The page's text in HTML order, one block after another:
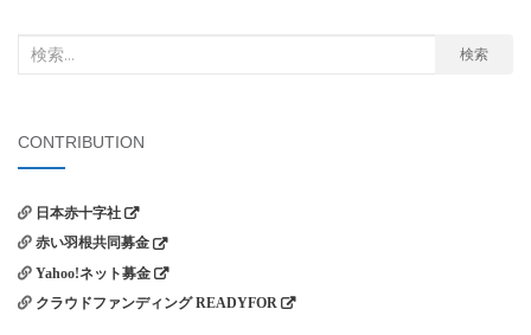
ー
ン
象:
検索
CONTRIBUTION
日本赤十字社
赤い羽根共同募金
Yahoo!ネット募金
クラウドファンディング READYFOR